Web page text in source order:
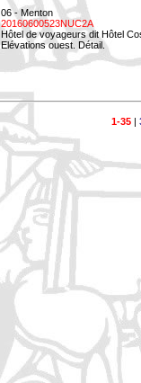
06 - Menton
20160600523NUC2A
Hôtel de voyageurs dit Hôtel
Elévations ouest. Détail.
1-35|